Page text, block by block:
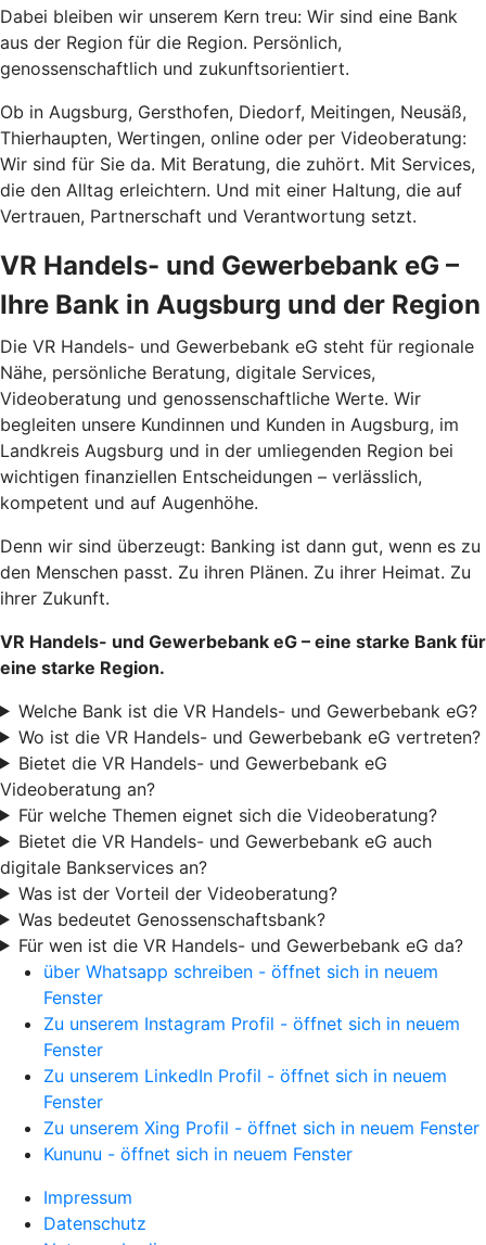
Dabei bleiben wir unserem Kern treu: Wir sind eine Bank
aus der Region für die Region. Persönlich,
genossenschaftlich und zukunftsorientiert.
Ob in Augsburg, Gersthofen, Diedorf, Meitingen, Neusäß,
Thierhaupten, Wertingen, online oder per Videoberatung:
Wir sind für Sie da. Mit Beratung, die zuhört. Mit Services,
die den Alltag erleichtern. Und mit einer Haltung, die auf
Vertrauen, Partnerschaft und Verantwortung setzt.
VR Handels- und Gewerbebank eG –
Ihre Bank in Augsburg und der Region
Die VR Handels- und Gewerbebank eG steht für regionale
Nähe, persönliche Beratung, digitale Services,
Videoberatung und genossenschaftliche Werte. Wir
begleiten unsere Kundinnen und Kunden in Augsburg, im
Landkreis Augsburg und in der umliegenden Region bei
wichtigen finanziellen Entscheidungen – verlässlich,
kompetent und auf Augenhöhe.
Denn wir sind überzeugt: Banking ist dann gut, wenn es zu
den Menschen passt. Zu ihren Plänen. Zu ihrer Heimat. Zu
ihrer Zukunft.
VR Handels- und Gewerbebank eG – eine starke Bank für
eine starke Region.
Welche Bank ist die VR Handels- und Gewerbebank eG?
Wo ist die VR Handels- und Gewerbebank eG vertreten?
Bietet die VR Handels- und Gewerbebank eG
Videoberatung an?
Für welche Themen eignet sich die Videoberatung?
Bietet die VR Handels- und Gewerbebank eG auch
digitale Bankservices an?
Was ist der Vorteil der Videoberatung?
Was bedeutet Genossenschaftsbank?
Für wen ist die VR Handels- und Gewerbebank eG da?
über Whatsapp schreiben - öffnet sich in neuem
Fenster
Zu unserem Instagram Profil - öffnet sich in neuem
Fenster
Zu unserem LinkedIn Profil - öffnet sich in neuem
Fenster
Zu unserem Xing Profil - öffnet sich in neuem Fenster
Kununu - öffnet sich in neuem Fenster
Impressum
Datenschutz